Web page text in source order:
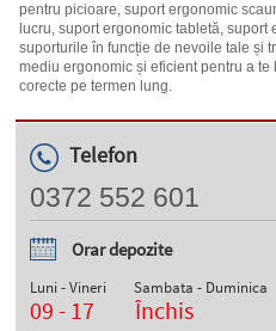
pentru picioare, suport ergonomic
lucru, suport ergonomic tabletă,
suporturile în funcție de nevoile tale și
mediu ergonomic și eficient pentru a
corecte pe termen lung.
Telefon
0372 552 601
Orar depozite
Luni - Vineri
09 - 17
Sambata - Duminica
Închis